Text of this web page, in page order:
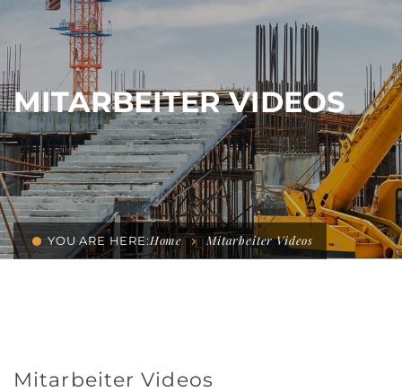
MITARBEITER VIDEOS
YOU ARE HERE:Home Mitarbeiter Videos
Mitarbeiter Videos